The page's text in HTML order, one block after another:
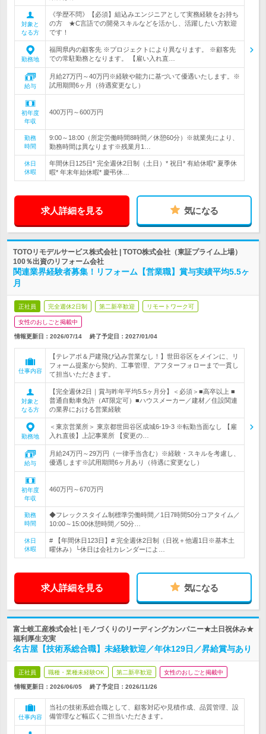
対象と
なる方
《学歴不問》【必須】組込みエンジニアとして実務経験をお持ち
の方 ★C言語での開発スキルなどを活かし、活躍したい方歓迎
です！
勤務地
福岡県内の顧客先 ※プロジェクトにより異なります。 ※顧客先
での常駐勤務となります。 【雇い入れ直…
給与
月給27万円～40万円※経験や能力に基づいて優遇いたします。※
試用期間6ヶ月（待遇変更なし）
初年度
年収
400万円～600万円
勤務
時間
9:00～18:00（所定労働時間8時間／休憩60分）※就業先により、
勤務時間は異なります※残業月1…
休日
休暇
年間休日125日* 完全週休2日制（土日）* 祝日* 有給休暇* 夏季休
暇* 年末年始休暇* 慶弔休…
求人詳細を見る 気になる
TOTOリモデルサービス株式会社 | TOTO株式会社（東証プライム上場）
100％出資のリフォーム会社
関連業界経験者募集！リフォーム【営業職】賞与実績平均5.5ヶ
月
正社員 完全週休2日制 第二新卒歓迎 リモートワーク可
女性のおしごと掲載中
情報更新日：2026/07/14 終了予定日： 2027/01/04
仕事内容
【テレアポ＆戸建飛び込み営業なし！】世田谷区をメインに、リ
フォーム提案から契約、工事管理、アフターフォローまで一貫し
て担当いただきます。
対象と
なる方
【完全週休2日｜賞与昨年平均5.5ヶ月分】＜必須＞■高卒以上 ■
普通自動車免許（AT限定可）■ハウスメーカー／建材／住設関連
の業界における営業経験
勤務地
＜東京営業所＞ 東京都世田谷区成城6-19-3 ※転勤当面なし 【雇
入れ直後】上記事業所 【変更の…
給与
月給24万円～29万円（一律手当含む）※経験・スキルを考慮し、
優遇します※試用期間6ヶ月あり（待遇に変更なし）
初年度
年収
460万円～670万円
勤務
時間
◆フレックスタイム制標準労働時間／1日7時間50分コアタイム／
10:00～15:00休憩時間／50分…
休日
休暇
# 【年間休日123日】# 完全週休2日制（日祝＋他週1日※基本土
曜休み）└休日は会社カレンダーによ…
求人詳細を見る 気になる
富士岐工産株式会社 | モノづくりのリーディングカンパニー★土日祝休み★
福利厚生充実
名古屋【技術系総合職】未経験歓迎／年休129日／昇給賞与あり
正社員 職種・業種未経験OK 第二新卒歓迎 女性のおしごと掲載中
情報更新日：2026/06/05 終了予定日： 2026/11/26
仕事内容
当社の技術系総合職として、顧客対応や見積作成、品質管理、設
備管理など幅広くご担当いただきます。